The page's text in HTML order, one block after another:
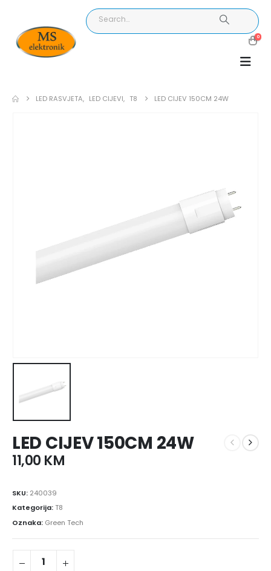
0
LED RASVJETA, LED CIJEVI, T8 LED CIJEV 150CM 24W
LED CIJEV 150CM 24W
11,00 KM
SKU: 240039
Kategorija:T8
Oznaka: Green Tech